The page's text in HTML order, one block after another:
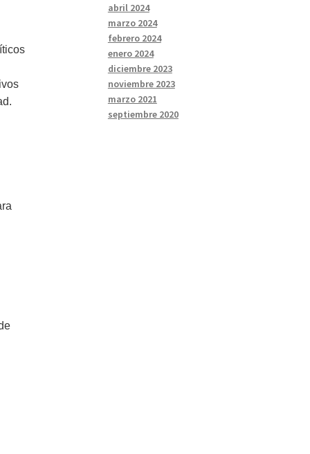
abril 2024
marzo 2024
febrero 2024
enero 2024
diciembre 2023
noviembre 2023
marzo 2021
septiembre 2020